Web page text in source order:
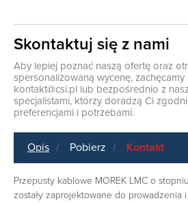
Skontaktuj się z nami
Aby lepiej poznać naszą ofertę oraz
spersonalizowaną wycenę,
kontakt@csi.pl lub bezpośrednio z
specjalistami, którzy doradzą Ci
preferencjami i potrzebami.
Opis Pobierz Kontakt
Przepusty kablowe MOREK LMC o
zostały zaprojektowane do prowadzenia